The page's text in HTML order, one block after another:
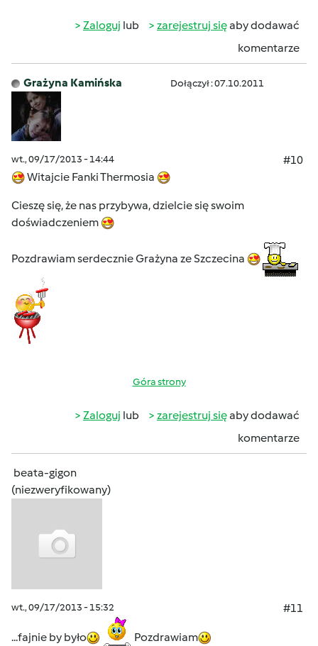
Zaloguj lub zarejestruj sięaby dodawać
komentarze
Grażyna Kamińska Dołączył : 07.10.2011
wt., 09/17/2013 - 14:44
#10
Witajcie Fanki Thermosia
Cieszę się, że nas przybywa, dzielcie się swoim
doświadczeniem
Pozdrawiam serdecznie Grażyna ze Szczecina
Góra strony
Zaloguj lub zarejestruj sięaby dodawać
komentarze
beata-gigon
(niezweryfikowany)
wt., 09/17/2013 - 15:32 #11
...fajnie by było Pozdrawiam